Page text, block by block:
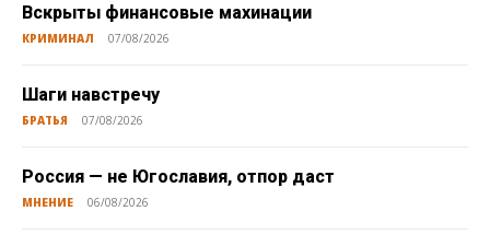
Вскрыты финансовые махинации
КРИМИНАЛ 07/08/2026
Шаги навстречу
БРАТЬЯ 07/08/2026
Россия — не Югославия, отпор даст
МНЕНИЕ 06/08/2026